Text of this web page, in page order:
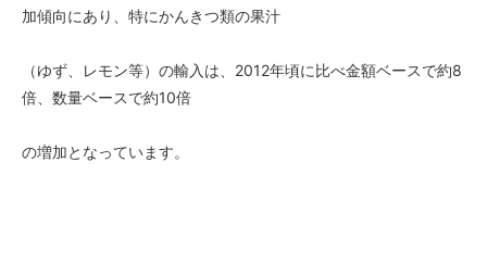
加傾向にあり、特にかんきつ類の果汁
（ゆず、レモン等）の輸入は、2012年頃に比べ金額ベースで約8
倍、数量ベースで約10倍
の増加となっています。